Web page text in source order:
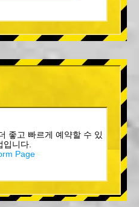
좋고 빠르게 예약할 수 있
입니다.
Page